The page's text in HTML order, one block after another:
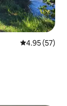
從 57 則評價
4.95 (57)